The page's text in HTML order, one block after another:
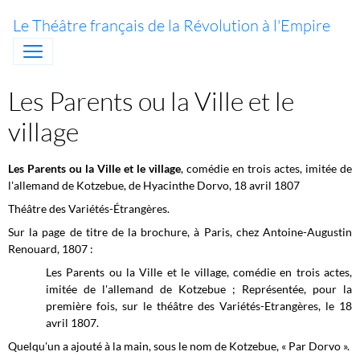
Le Théâtre français de la Révolution à l'Empire
Les Parents ou la Ville et le
village
Les Parents ou la Ville et le village, comédie en trois actes, imitée de
l'allemand de Kotzebue, de Hyacinthe Dorvo, 18 avril 1807
Théâtre des Variétés-Étrangères.
Sur la page de titre de la brochure, à Paris, chez Antoine-Augustin
Renouard, 1807 :
Les Parents ou la Ville et le village, comédie en trois actes,
imitée de l'allemand de Kotzebue ; Représentée, pour la
première fois, sur le théâtre des Variétés-Etrangères, le 18
avril 1807.
Quelqu'un a ajouté à la main, sous le nom de Kotzebue, « Par Dorvo ».